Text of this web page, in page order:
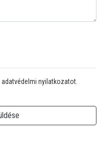
nyilatkozatot.